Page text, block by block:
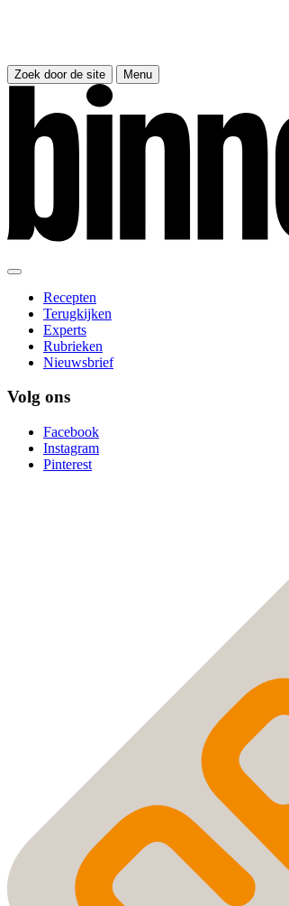
Zoek door de site Menu
Recepten
Terugkijken
Experts
Rubrieken
Nieuwsbrief
Volg ons
Facebook
Instagram
Pinterest